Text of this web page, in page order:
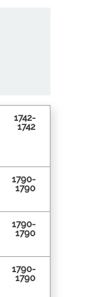
1742-
1742
1790-
1790
1790-
1790
1790-
1790